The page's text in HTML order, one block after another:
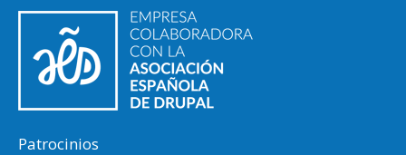
Patrocinios